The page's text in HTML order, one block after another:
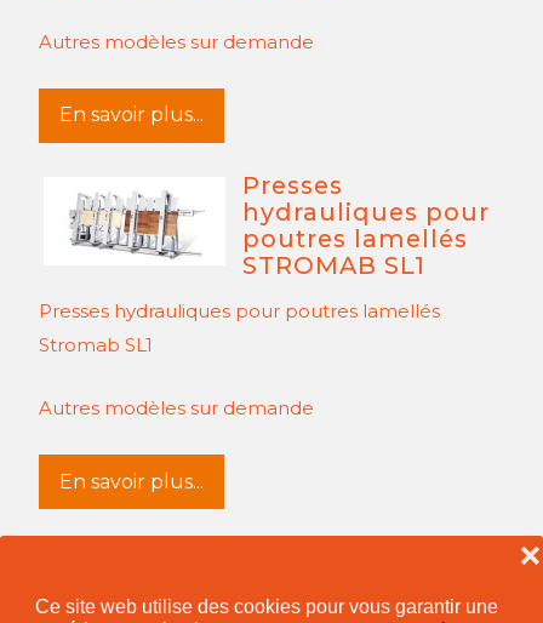
Ce site web utilise des cookies pour vous garantir une
❌
Autres modèles sur demande
En savoir plus...
Presses
hydrauliques pour
poutres lamellés
STROMAB SL1
Presses hydrauliques pour poutres lamellés
Stromab SL1
Autres modèles sur demande
En savoir plus...